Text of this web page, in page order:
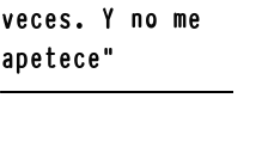
veces. Y no me
apetece"